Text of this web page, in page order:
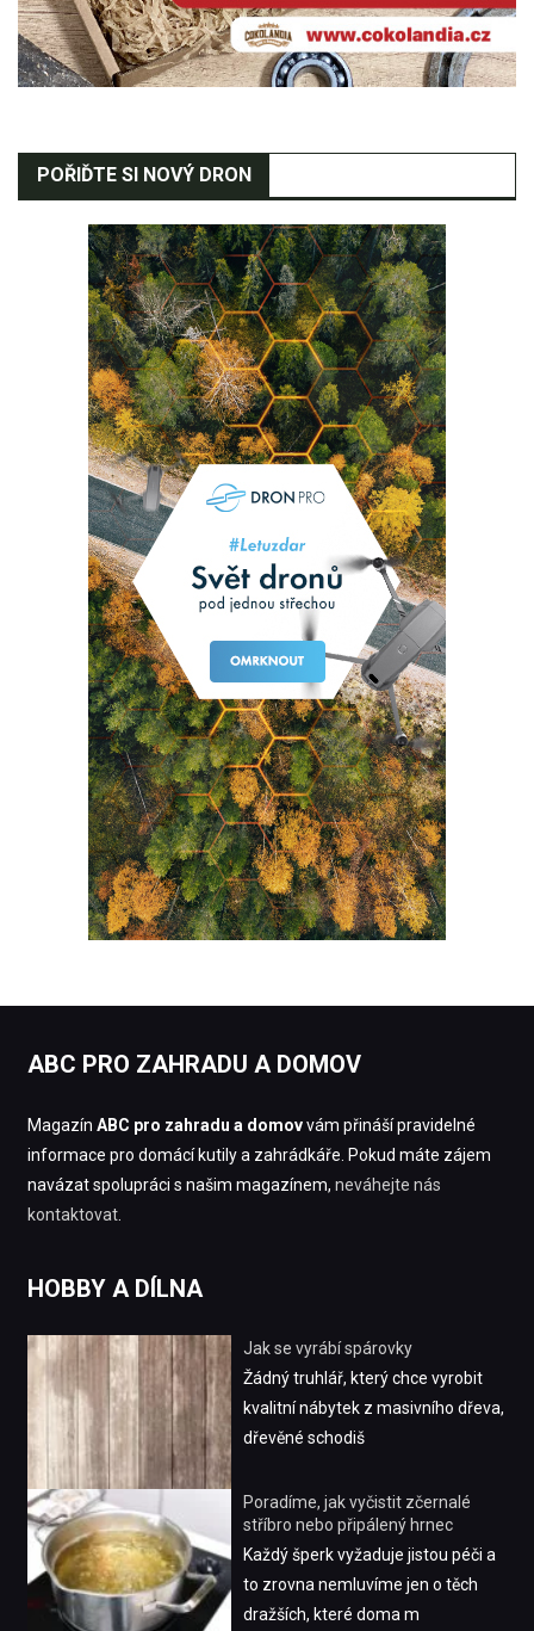
POŘIĎTE SI NOVÝ DRON
ABC PRO ZAHRADU A DOMOV
Magazín ABC pro zahradu a domovvám přináší pravidelné
informace pro domácí kutily a zahrádkáře. Pokud máte zájem
navázat spolupráci s našim magazínem, neváhejte nás
kontaktovat.
HOBBY A DÍLNA
Jak se vyrábí spárovky
Žádný truhlář, který chce vyrobit
kvalitní nábytek z masivního dřeva,
dřevěné schodiš
Poradíme, jak vyčistit zčernalé
stříbro nebo připálený hrnec
Každý šperk vyžaduje jistou péči a
to zrovna nemluvíme jen o těch
dražších, které doma m